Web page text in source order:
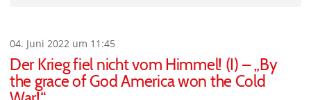
04. Juni 2022 um 11:45
Der Krieg fiel nicht vom Himmel! (I) – „By
the grace of God America won the Cold